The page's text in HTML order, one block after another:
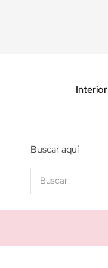
Interior
Buscar aquí